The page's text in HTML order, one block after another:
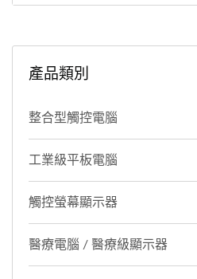
產品類別
整合型觸控電腦
工業級平板電腦
觸控螢幕顯示器
醫療電腦 / 醫療級顯示器